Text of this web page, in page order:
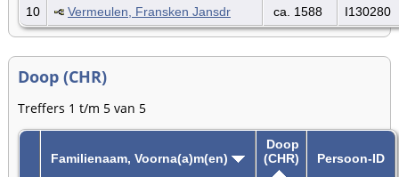
10
Vermeulen, Fransken Jansdr ca. 1588 I130280
Doop (CHR)
Treffers 1 t/m 5 van 5
Familienaam, Voorna(a)m(en)
Doop
(CHR)
Persoon-ID